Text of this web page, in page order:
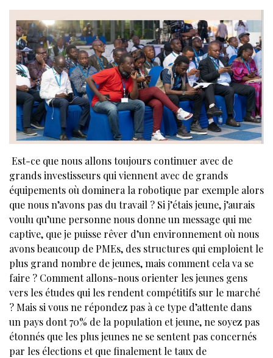
Est-ce que nous allons toujours continuer avec de
grands investisseurs qui viennent avec de grands
équipements où dominera la robotique par exemple alors
que nous n’avons pas du travail ? Si j’étais jeune, j’aurais
voulu qu’une personne nous donne un message qui me
captive, que je puisse rêver d’un environnement où nous
avons beaucoup de PMEs, des structures qui emploient le
plus grand nombre de jeunes, mais comment cela va se
faire ? Comment allons-nous orienter les jeunes gens
vers les études qui les rendent compétitifs sur le marché
? Mais si vous ne répondez pas à ce type d’attente dans
un pays dont 70% de la population et jeune, ne soyez pas
étonnés que les plus jeunes ne se sentent pas concernés
par les élections et que finalement le taux de